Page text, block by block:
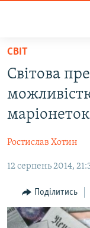
Перейти
основного
матеріалу
Перейти
до
основної
Перейти
пошуку
ВІДЕО ТА ФОТО
БЛОГИ
ПОГЛЯД
ІНТЕРВ'Ю
ВСЕ ЗА ДЕНЬ
СВІТ
Світова
маріонеток
Ростислав Хотин
12 серпень 2014,
Поділитись